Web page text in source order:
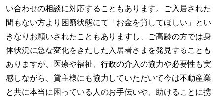
い合わせの相談に対応することもあります。ご入居された
間もない方より困窮状態にて「お金を貸してほしい」とい
きなりお願いされたこともありますし、ご高齢の方では身
体状況に急な変化をきたした入居者さまを発見することも
ありますが、医療や福祉、行政の介入の協力や必要性も実
感しながら、貸主様にも協力していただいて今は不動産業
と共に本当に困っている人のお手伝いや、助けることに携